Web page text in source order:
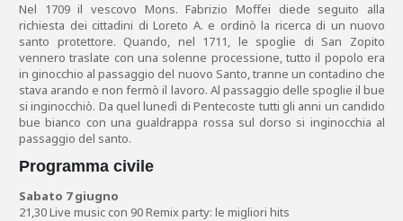
Nel 1709 il vescovo Mons. Fabrizio Moffei diede seguito alla
richiesta dei cittadini di Loreto A. e ordinò la ricerca di un nuovo
santo protettore. Quando, nel 1711, le spoglie di San Zopito
vennero traslate con una solenne processione, tutto il popolo era
in ginocchio al passaggio del nuovo Santo, tranne un contadino che
stava arando e non fermò il lavoro. Al passaggio delle spoglie il bue
si inginocchiò. Da quel lunedì di Pentecoste tutti gli anni un candido
bue bianco con una gualdrappa rossa sul dorso si inginocchia al
passaggio del santo.
Programma civile
Sabato 7 giugno
21,30 Live music con 90 Remix party: le migliori hits